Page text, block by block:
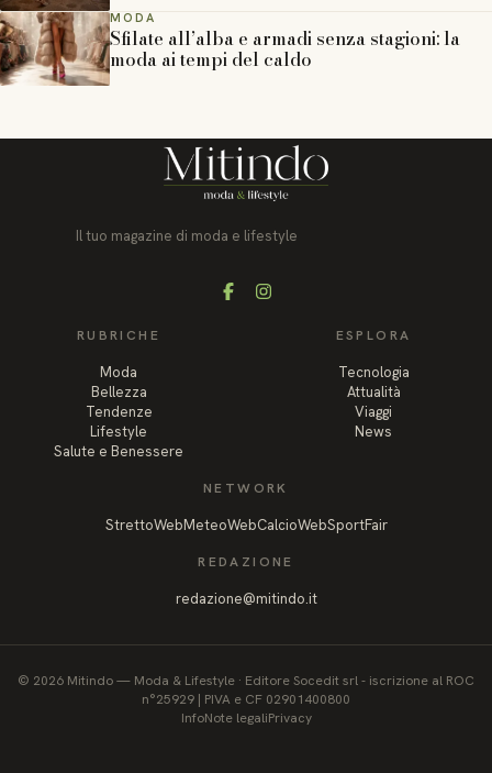
MODA
Sfilate all’alba e armadi senza stagioni: la
moda ai tempi del caldo
Il tuo magazine di moda e lifestyle
FacebookInstagram
RUBRICHE
Moda
Bellezza
Tendenze
Lifestyle
Salute e Benessere
ESPLORA
Tecnologia
Attualità
Viaggi
News
NETWORK
StrettoWebMeteoWebCalcioWebSportFair
REDAZIONE
redazione@mitindo.it
© 2026 Mitindo— Moda & Lifestyle · Editore Socedit srl - iscrizione al ROC
n°25929 | PIVA e CF 02901400800
InfoNote legaliPrivacy